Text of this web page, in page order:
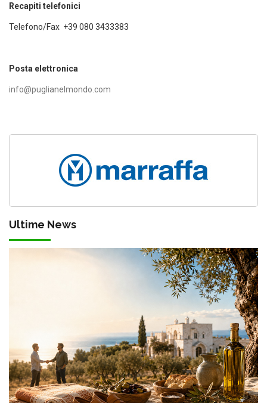
Recapiti telefonici
Telefono/Fax +39 080 3433383
Posta elettronica
info@puglianelmondo.com
Ultime News